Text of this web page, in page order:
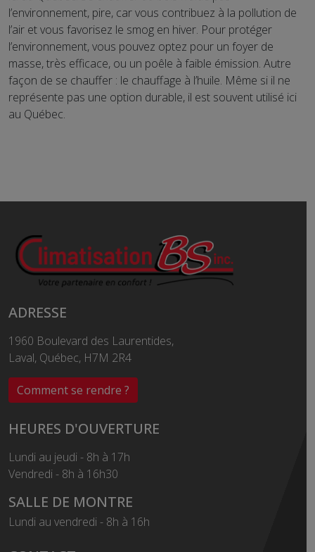
l’environnement, pire, car vous contribuez à la pollution de
l’air et vous favorisez le smog en hiver. Pour protéger
l’environnement, vous pouvez optez pour un foyer de
masse, très efficace, ou un poêle à faible émission. Autre
façon de se chauffer : le chauffage à l’huile. Même si il ne
représente pas une option durable, il est souvent utilisé ici
au Québec.
ADRESSE
1960 Boulevard des Laurentides,
Laval, Québec, H7M 2R4
Comment se rendre ?
HEURES D'OUVERTURE
Lundi au jeudi - 8h à 17h
Vendredi - 8h à 16h30
SALLE DE MONTRE
Lundi au vendredi - 8h à 16h